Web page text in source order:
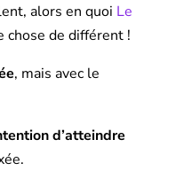
alors en quoi Le
chose de différent !
, mais avec le
d’atteindre